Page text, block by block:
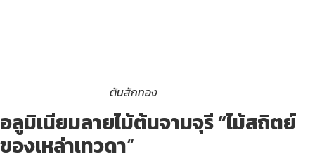
ต้นสักทอง
อลูมิเนียมลายไม้ต้นจามจุรี “ไม้สถิตย์
ของเหล่าเทวดา“